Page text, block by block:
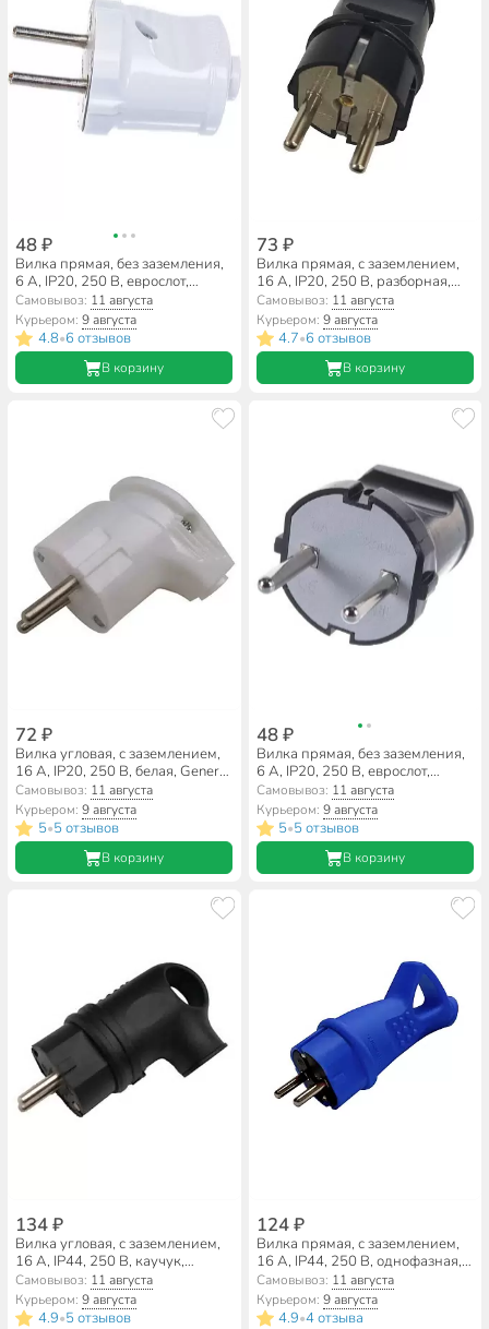
48 ₽
Вилка прямая, без заземления,
6 А, IP20, 250 В, еврослот,
белая, UNIVersal, А113
Самовывоз: 11 августа
Курьером:9 августа
4.8•6 отзывов
В корзину
73 ₽
Вилка прямая, с заземлением,
16 А, IP20, 250 В, разборная,
круглая, черная, General
Lighting Systems, 470505
Самовывоз: 11 августа
Курьером: 9 августа
4.7•6 отзывов
В корзину
72 ₽
Вилка угловая, с заземлением,
16 А, IP20, 250 В, белая, General
Lighting Systems, GRV-P-16-С-
G-W-IP20, 470510
Самовывоз: 11 августа
Курьером:9 августа
5•5 отзывов
В корзину
48 ₽
Вилка прямая, без заземления,
6 А, IP20, 250 В, еврослот,
черная, UNIVersal, A0113
Самовывоз: 11 августа
Курьером: 9 августа
5•5 отзывов
В корзину
134 ₽
Вилка угловая, с заземлением,
16 А, IP44, 250 В, каучук,
разборная, с ушком, черная,
General Lighting Systems,
470519
Самовывоз: 11 августа
Курьером:9 августа
4.9•5 отзывов
124 ₽
Вилка прямая, с заземлением,
16 А, IP44, 250 В, однофазная,
каучук, с ушком, синяя,
UNIVersal, 3040
Самовывоз: 11 августа
Курьером: 9 августа
4.9•4 отзыва